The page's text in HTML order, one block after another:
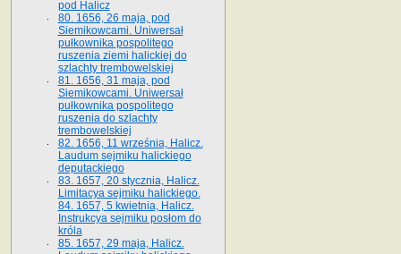
pod Halicz
80. 1656, 26 maja, pod
Siemikowcami. Uniwersał
pułkownika pospolitego
ruszenia ziemi halickiej do
szlachty trembowelskiej
81. 1656, 31 maja, pod
Siemikowcami. Uniwersał
pułkownika pospolitego
ruszenia do szlachty
trembowelskiej
82. 1656, 11 września, Halicz.
Laudum sejmiku halickiego
deputackiego
83. 1657, 20 stycznia, Halicz.
Limitacya sejmiku halickiego.
84. 1657, 5 kwietnia, Halicz.
Instrukcya sejmiku posłom do
króla
85. 1657, 29 maja, Halicz.